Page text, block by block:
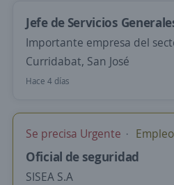
Jefe de Servicios
Importante empresa del
Curridabat, San José
Hace 4 días
Se precisa Urgente
Oficial de seguridad
SISEA S.A